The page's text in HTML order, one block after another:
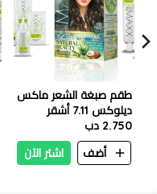
طقم صبغة الشعر ماكس
ديلوكس 7.11 أشقر
زيتوني
2.750 دب
أضف
اشتر الآن